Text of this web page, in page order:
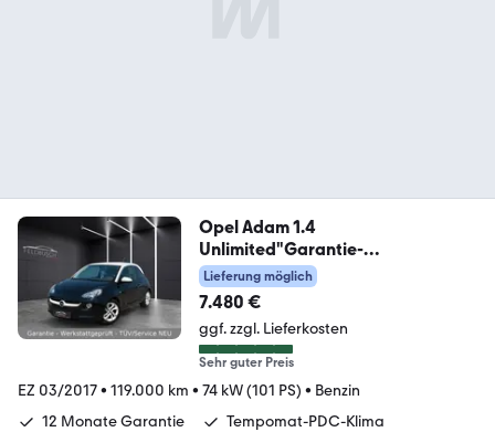
Opel Adam 1.4
Unlimited"Garantie-
ServiceNEU"2.Hand
Lieferung möglich
7.480 €
ggf. zzgl. Lieferkosten
Sehr guter Preis
EZ 03/2017• 119.000 km • 74 kW (101 PS) • Benzin
12 Monate Garantie
Tempomat-PDC-Klima